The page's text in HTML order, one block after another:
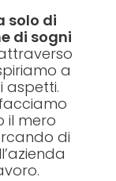
solo di
di sogni
a
aspetti.
il mero
di